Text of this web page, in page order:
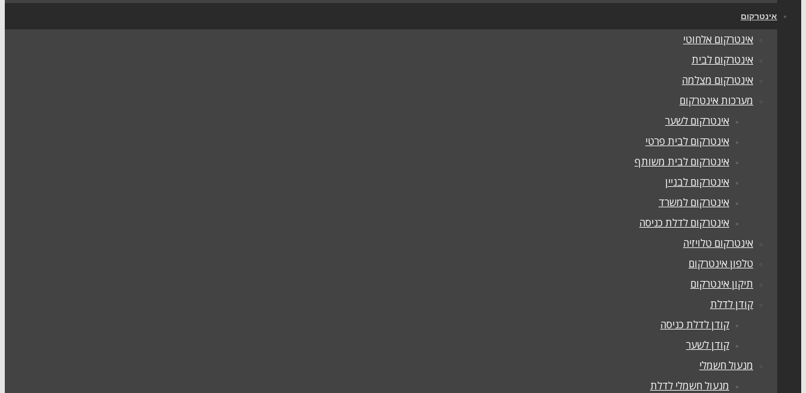
אינטרקום
אינטרקום אלחוטי
אינטרקום לבית
אינטרקום מצלמה
מערכות אינטרקום
אינטרקום לשער
אינטרקום לבית פרטי
אינטרקום לבית משותף
אינטרקום לבניין
אינטרקום למשרד
אינטרקום לדלת כניסה
אינטרקום טלויזיה
טלפון אינטרקום
תיקון אינטרקום
קודן לדלת
קודן לדלת כניסה
קודן לשער
מנעול חשמלי
מנעול חשמלי לדלת